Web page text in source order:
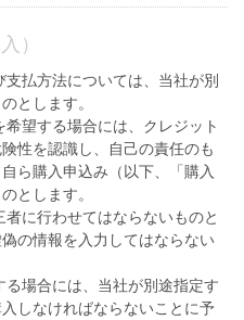
）
払方法については、当社が別
とします。
望する場合には、クレジット
性を認識し、自己の責任のも
ら購入申込み（以下、「購入
とします。
に行わせてはならないものと
の情報を入力してはならない
場合には、当社が別途指定す
しなければならないことに予